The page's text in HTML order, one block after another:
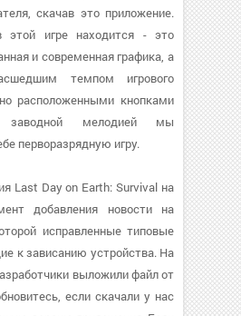
скачав это приложение.
этой игре находится - это
и современная графика, а
темпом игрового
расположенными кнопками
заводной мелодией мы
перворазрядную игру.
Last Day on Earth: Survival на
добавления новости на
исправленные типовые
к зависанию устройства. На
выложили файл от
если скачали у нас